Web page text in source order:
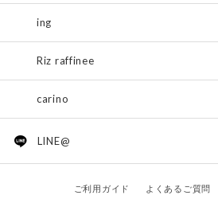
ing
Riz raffinee
carino
LINE@
ご利用ガイド よくあるご質問